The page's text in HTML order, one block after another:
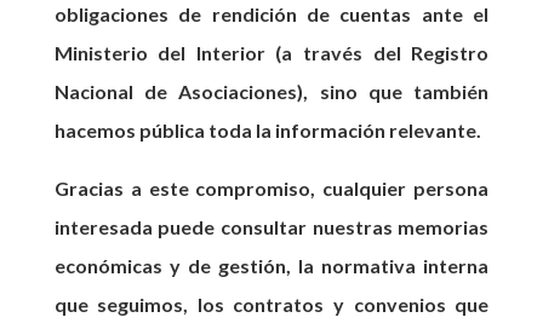
obligaciones de rendición de cuentas ante el
Ministerio del Interior (a través del Registro
Nacional de Asociaciones), sino que también
hacemos pública toda la información relevante.
Gracias a este compromiso, cualquier persona
interesada puede consultar nuestras memorias
económicas y de gestión, la normativa interna
que seguimos, los contratos y convenios que